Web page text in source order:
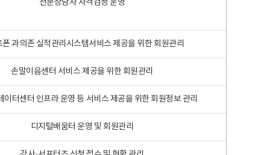
전문상담사 자격검정 운영
폰 과의존 실적관리시스템서비스 제공을 위한 회원관리
손말이음센터 서비스 제공을 위한 회원관리
이터센터 인프라 운영 등 서비스 제공을 위한 회원정보 관리
디지털배움터 운영 및 회원관리